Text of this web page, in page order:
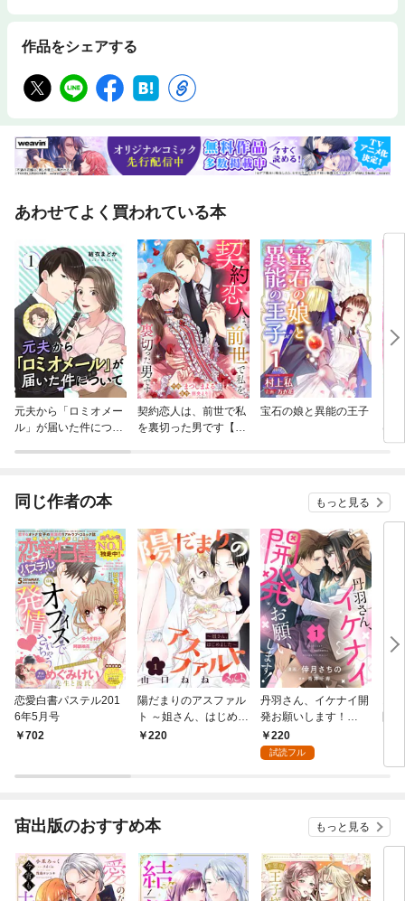
作品をシェアする
あわせてよく買われている本
元夫から「ロミオメー
ル」が届いた件につい
契約恋人は、前世で私
を裏切った男です【ペ
宝石の娘と異能の王子
は
グ
同じ作者の本 もっと見る
恋愛白書パステル201
6年5月号
702
陽だまりのアスファル
ト ～姐さん、はじめま
した～（１）
220
丹羽さん、イケナイ開
発お願いします！
（1）
220
試読フル
宙出版のおすすめ本 もっと見る